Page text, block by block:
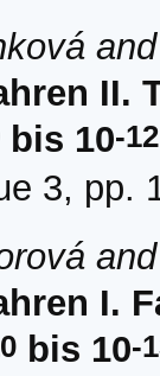
II.
bis 10-12
3, pp.
I.
bis 10-